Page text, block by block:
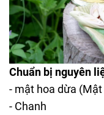
Chuẩn bị nguyên
- mật hoa dừa (Mật
- Chanh